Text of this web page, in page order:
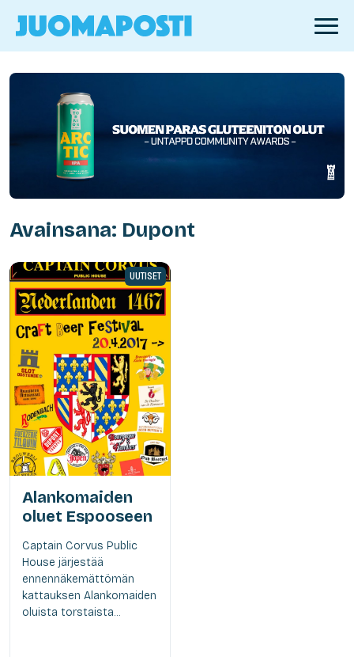
Avainsana: Dupont
UUTISET
Alankomaiden
oluet Espooseen
Captain Corvus Public
House järjestää
ennennäkemättömän
kattauksen Alankomaiden
oluista torstaista...